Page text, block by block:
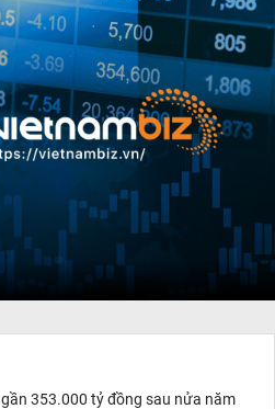
353.000 tỷ đồng sau nửa năm